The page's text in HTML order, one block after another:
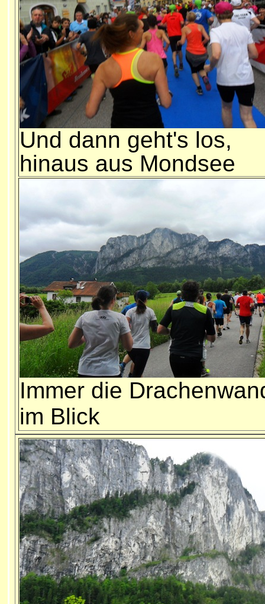
Und dann geht's los,
hinaus aus Mondsee
Immer die
im Blick